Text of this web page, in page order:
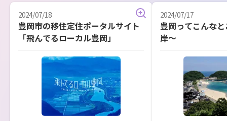
2024/07/18
豊岡市の移住定住ポータルサイト
「飛んでるローカル豊岡」
2024/07/17
豊岡ってこんな
岸～